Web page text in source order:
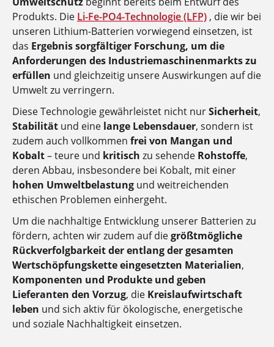
Produkts. Die Li-Fe-PO4-Technologie (LFP), die wir bei
unseren Lithium-Batterien vorwiegend einsetzen, ist
das Ergebnis sorgfältiger Forschung, um die
Anforderungen des Industriemaschinenmarkts zu
erfüllen und gleichzeitig unsere Auswirkungen auf die
Umwelt zu verringern.
Diese Technologie gewährleistet nicht nurSicherheit,
Stabilität und eine lange Lebensdauer, sondern ist
zudem auch vollkommen frei von Mangan und
Kobalt– teure und kritisch zu sehende Rohstoffe,
deren Abbau, insbesondere bei Kobalt, mit einer
hohen Umweltbelastung und weitreichenden
ethischen Problemen einhergeht.
Um die nachhaltige Entwicklung unserer Batterien zu
fördern, achten wir zudem auf diegrößtmögliche
Rückverfolgbarkeit der entlang der gesamten
Wertschöpfungskette eingesetzten Materialien,
Komponenten und Produkte und geben
Lieferanten den Vorzug, die Kreislaufwirtschaft
leben und sich aktiv für ökologische, energetische
und soziale Nachhaltigkeit einsetzen.